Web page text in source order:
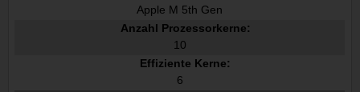
Apple M 5th Gen
Anzahl Prozessorkerne:
10
Effiziente Kerne:
6